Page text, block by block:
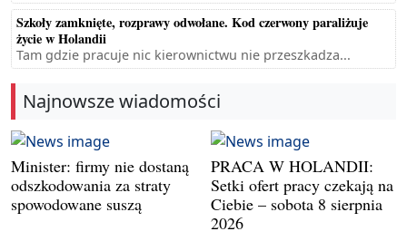
Szkoły zamknięte, rozprawy odwołane. Kod czerwony paraliżuje
życie w Holandii
Tam gdzie pracuje nic kierownictwu nie przeszkadza...
Najnowsze wiadomości
Minister: firmy nie dostaną
odszkodowania za straty
spowodowane suszą
PRACA W HOLANDII:
Setki ofert pracy czekają na
Ciebie – sobota 8 sierpnia
2026